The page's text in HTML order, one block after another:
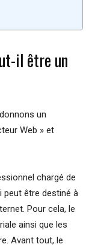
il être un
un
Web » et
chargé de
peut être destiné à
Pour cela, le
ainsi que les
Avant tout, le